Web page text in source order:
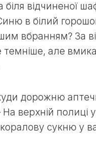
відчиненої
в білий
вбранням? За
темніше, але
дорожню
верхній полиці
сукню у